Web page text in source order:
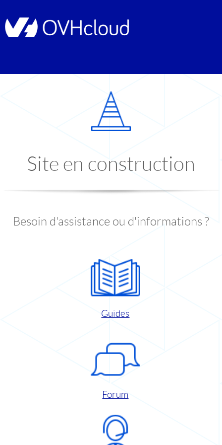
Site en construction
Besoin d'assistance ou d'informations ?
Guides
Forum